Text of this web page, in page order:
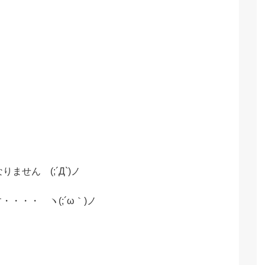
りません (;´Д`)ノ
・・・・ ヽ(;´ω｀)ノ